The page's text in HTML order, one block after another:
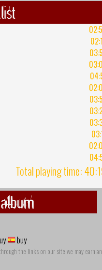
Total playing time:
buy
the links on our site we may earn an